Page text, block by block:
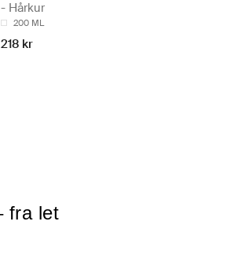
- Hårkur
200 ML
218 kr
fra let